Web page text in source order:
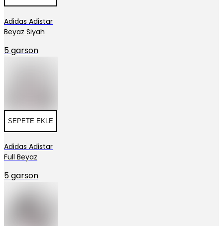
Adidas Adistar
Beyaz Siyah
5 garson
SEPETE EKLE
Adidas Adistar
Full Beyaz
5 garson